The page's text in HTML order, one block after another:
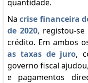
quantidade.
Nacrise financeira
de 2020, registou-
crédito. Em ambos
as taxas de juro,
governo fiscal
e pagamentos